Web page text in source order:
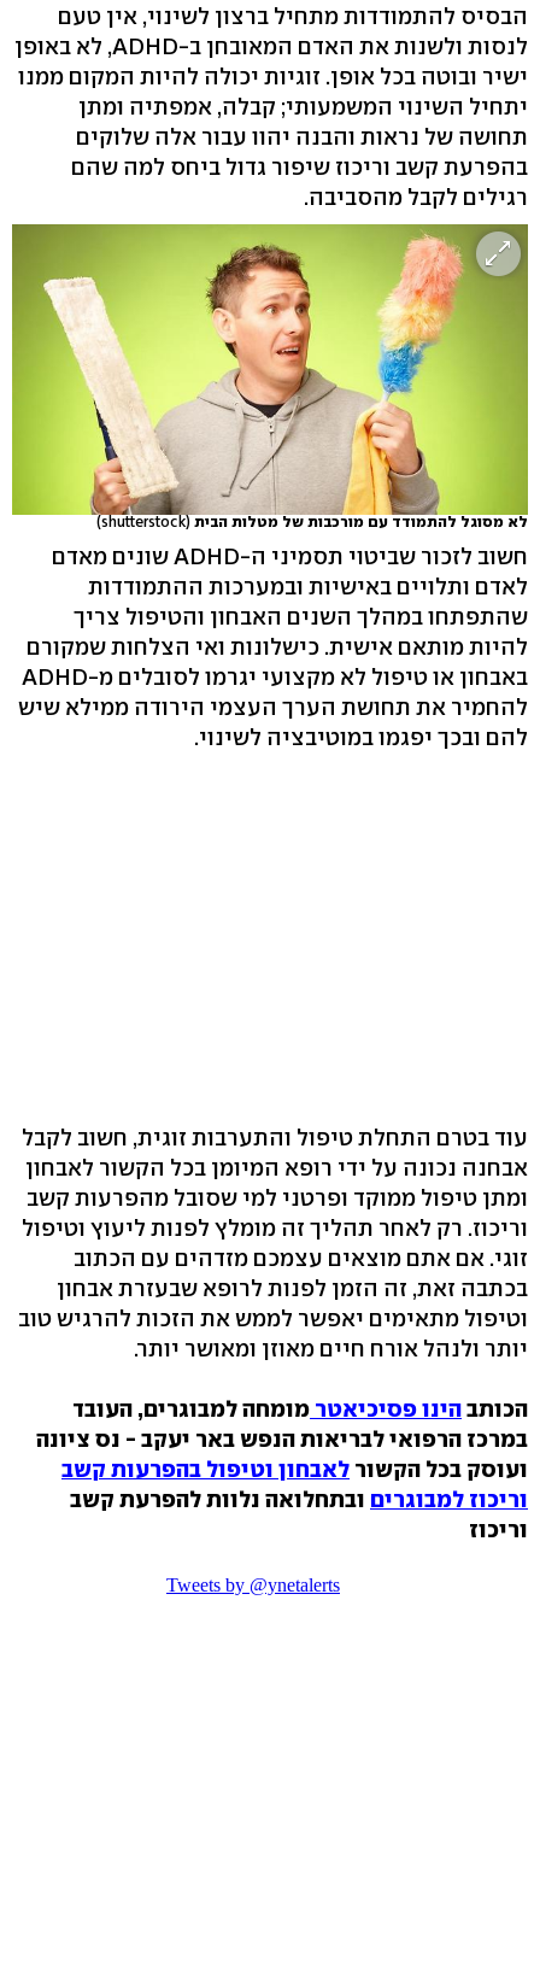
הבסיס להתמודדות מתחיל ברצון לשינוי, אין טעם
לנסות ולשנות את האדם המאובחן ב-ADHD, לא באופן
ישיר ובוטה בכל אופן. זוגיות יכולה להיות המקום ממנו
יתחיל השינוי המשמעותי; קבלה, אמפתיה ומתן
תחושה של נראות והבנה יהוו עבור אלה שלוקים
בהפרעת קשב וריכוז שיפור גדול ביחס למה שהם
רגילים לקבל מהסביבה.
לא מסוגל להתמודד עם מורכבות של מטלות הבית(shutterstock)
חשוב לזכור שביטוי תסמיני ה-ADHD שונים מאדם
לאדם ותלויים באישיות ובמערכות ההתמודדות
שהתפתחו במהלך השנים האבחון והטיפול צריך
להיות מותאם אישית. כישלונות ואי הצלחות שמקורם
באבחון או טיפול לא מקצועי יגרמו לסובלים מ-ADHD
להחמיר את תחושת הערך העצמי הירודה ממילא שיש
להם ובכך יפגמו במוטיבציה לשינוי.
עוד בטרם התחלת טיפול והתערבות זוגית, חשוב לקבל
אבחנה נכונה על ידי רופא המיומן בכל הקשור לאבחון
ומתן טיפול ממוקד ופרטני למי שסובל מהפרעות קשב
וריכוז. רק לאחר תהליך זה מומלץ לפנות ליעוץ וטיפול
זוגי. אם אתם מוצאים עצמכם מזדהים עם הכתוב
בכתבה זאת, זה הזמן לפנות לרופא שבעזרת אבחון
וטיפול מתאימים יאפשר לממש את הזכות להרגיש טוב
יותר ולנהל אורח חיים מאוזן ומאושר יותר.
הכותבהינו פסיכיאטר מומחה למבוגרים, העובד
במרכז הרפואי לבריאות הנפש באר יעקב - נס ציונה
ועוסק בכל הקשור לאבחון וטיפול בהפרעות קשב
וריכוז למבוגרים ובתחלואה נלוות להפרעת קשב
וריכוז